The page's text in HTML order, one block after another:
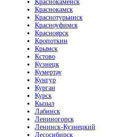
Краснокаменск
Краснокамск
Краснотурьинск
Красноуфимск
Красноярск
Кропоткин
Крымск
Кстово
Кузнецк
Кумертау
Кунгур
Курган
Курск
Кызыл
Лабинск
Лениногорск
Ленинск-Кузнецкий
Лесосибирск